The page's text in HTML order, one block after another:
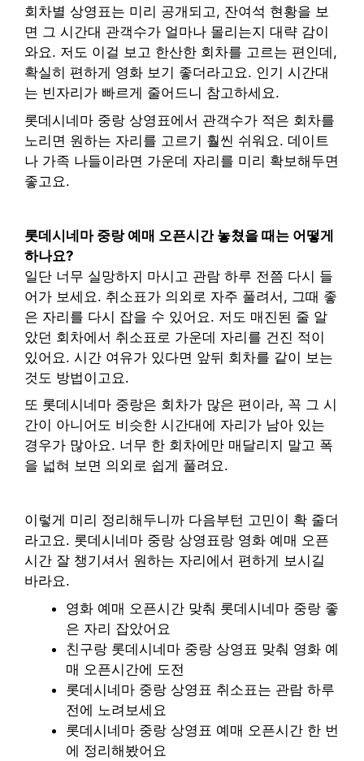
회차별 상영표는 미리 공개되고, 잔여석 현황을 보
면 그 시간대 관객수가 얼마나 몰리는지 대략 감이
와요. 저도 이걸 보고 한산한 회차를 고르는 편인데,
확실히 편하게 영화 보기 좋더라고요. 인기 시간대
는 빈자리가 빠르게 줄어드니 참고하세요.
롯데시네마 중랑 상영표에서 관객수가 적은 회차를
노리면 원하는 자리를 고르기 훨씬 쉬워요. 데이트
나 가족 나들이라면 가운데 자리를 미리 확보해두면
좋고요.
롯데시네마 중랑 예매 오픈시간 놓쳤을 때는 어떻게
하나요?
일단 너무 실망하지 마시고 관람 하루 전쯤 다시 들
어가 보세요. 취소표가 의외로 자주 풀려서, 그때 좋
은 자리를 다시 잡을 수 있어요. 저도 매진된 줄 알
았던 회차에서 취소표로 가운데 자리를 건진 적이
있어요. 시간 여유가 있다면 앞뒤 회차를 같이 보는
것도 방법이고요.
또 롯데시네마 중랑은 회차가 많은 편이라, 꼭 그 시
간이 아니어도 비슷한 시간대에 자리가 남아 있는
경우가 많아요. 너무 한 회차에만 매달리지 말고 폭
을 넓혀 보면 의외로 쉽게 풀려요.
이렇게 미리 정리해두니까 다음부턴 고민이 확 줄더
라고요. 롯데시네마 중랑 상영표랑 영화 예매 오픈
시간 잘 챙기셔서 원하는 자리에서 편하게 보시길
바라요.
영화 예매 오픈시간 맞춰 롯데시네마 중랑 좋
은 자리 잡았어요
친구랑 롯데시네마 중랑 상영표 맞춰 영화 예
매 오픈시간에 도전
롯데시네마 중랑 상영표 취소표는 관람 하루
전에 노려보세요
롯데시네마 중랑 상영표 예매 오픈시간 한 번
에 정리해봤어요